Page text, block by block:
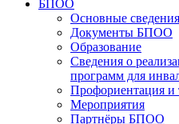
БПОО
Основные сведения
Документы БПОО
Образование
Сведения о
программ для
Профориентация и
Мероприятия
Партнёры БПОО